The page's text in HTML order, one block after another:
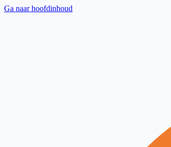
Ga naar hoofdinhoud